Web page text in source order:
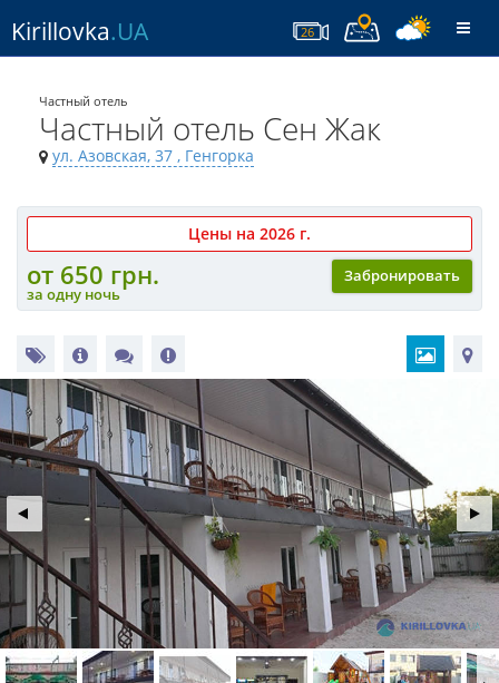
Kirillovka.UA 26
Частный отель
Частный отель Сен Жак
ул. Азовская, 37 , Генгорка
Цены на 2026 г.
Забронировать
от 650 грн.
за одну ночь